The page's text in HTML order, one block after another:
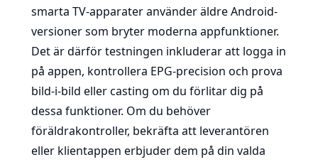
smarta TV-apparater använder äldre Android-
versioner som bryter moderna appfunktioner.
Det är därför testningen inkluderar att logga in
på appen, kontrollera EPG-precision och prova
bild-i-bild eller casting om du förlitar dig på
dessa funktioner. Om du behöver
föräldrakontroller, bekräfta att leverantören
eller klientappen erbjuder dem på din valda